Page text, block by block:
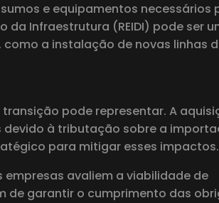
e equipamentos necessários
da Infraestrutura (REIDI) pode ser
a instalação de novas linhas
pode representar. A
à tributação sobre a
para mitigar esses impactos.
avaliem a viabilidade de
de garantir o cumprimento das